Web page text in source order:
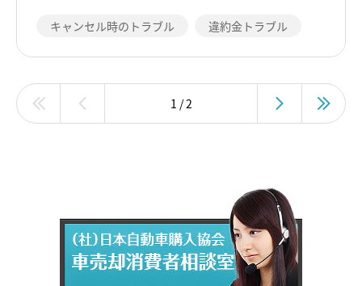
キャンセル時のトラブル 違約金トラブル
1 / 2